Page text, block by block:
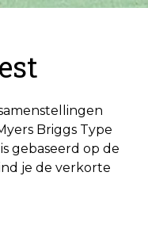
Briggs Type
gebaseerd op de
je de verkorte